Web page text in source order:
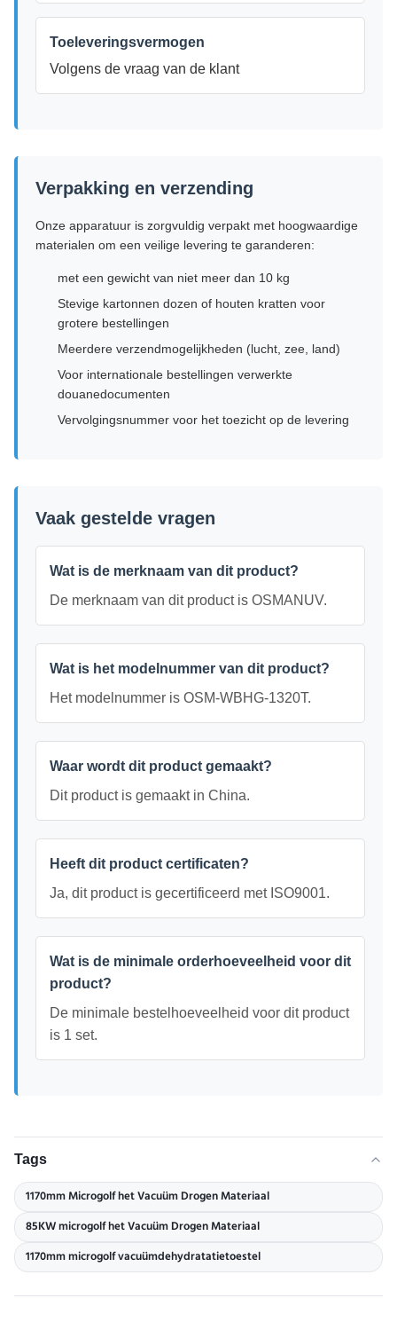
Toeleveringsvermogen
Volgens de vraag van de klant
Verpakking en verzending
Onze apparatuur is zorgvuldig verpakt met hoogwaardige
materialen om een veilige levering te garanderen:
met een gewicht van niet meer dan 10 kg
Stevige kartonnen dozen of houten kratten voor
grotere bestellingen
Meerdere verzendmogelijkheden (lucht, zee, land)
Voor internationale bestellingen verwerkte
douanedocumenten
Vervolgingsnummer voor het toezicht op de levering
Vaak gestelde vragen
Wat is de merknaam van dit product?
De merknaam van dit product is OSMANUV.
Wat is het modelnummer van dit product?
Het modelnummer is OSM-WBHG-1320T.
Waar wordt dit product gemaakt?
Dit product is gemaakt in China.
Heeft dit product certificaten?
Ja, dit product is gecertificeerd met ISO9001.
Wat is de minimale orderhoeveelheid voor dit
product?
De minimale bestelhoeveelheid voor dit product
is 1 set.
Tags
1170mm Microgolf het Vacuüm Drogen Materiaal
85KW microgolf het Vacuüm Drogen Materiaal
1170mm microgolf vacuümdehydratatietoestel